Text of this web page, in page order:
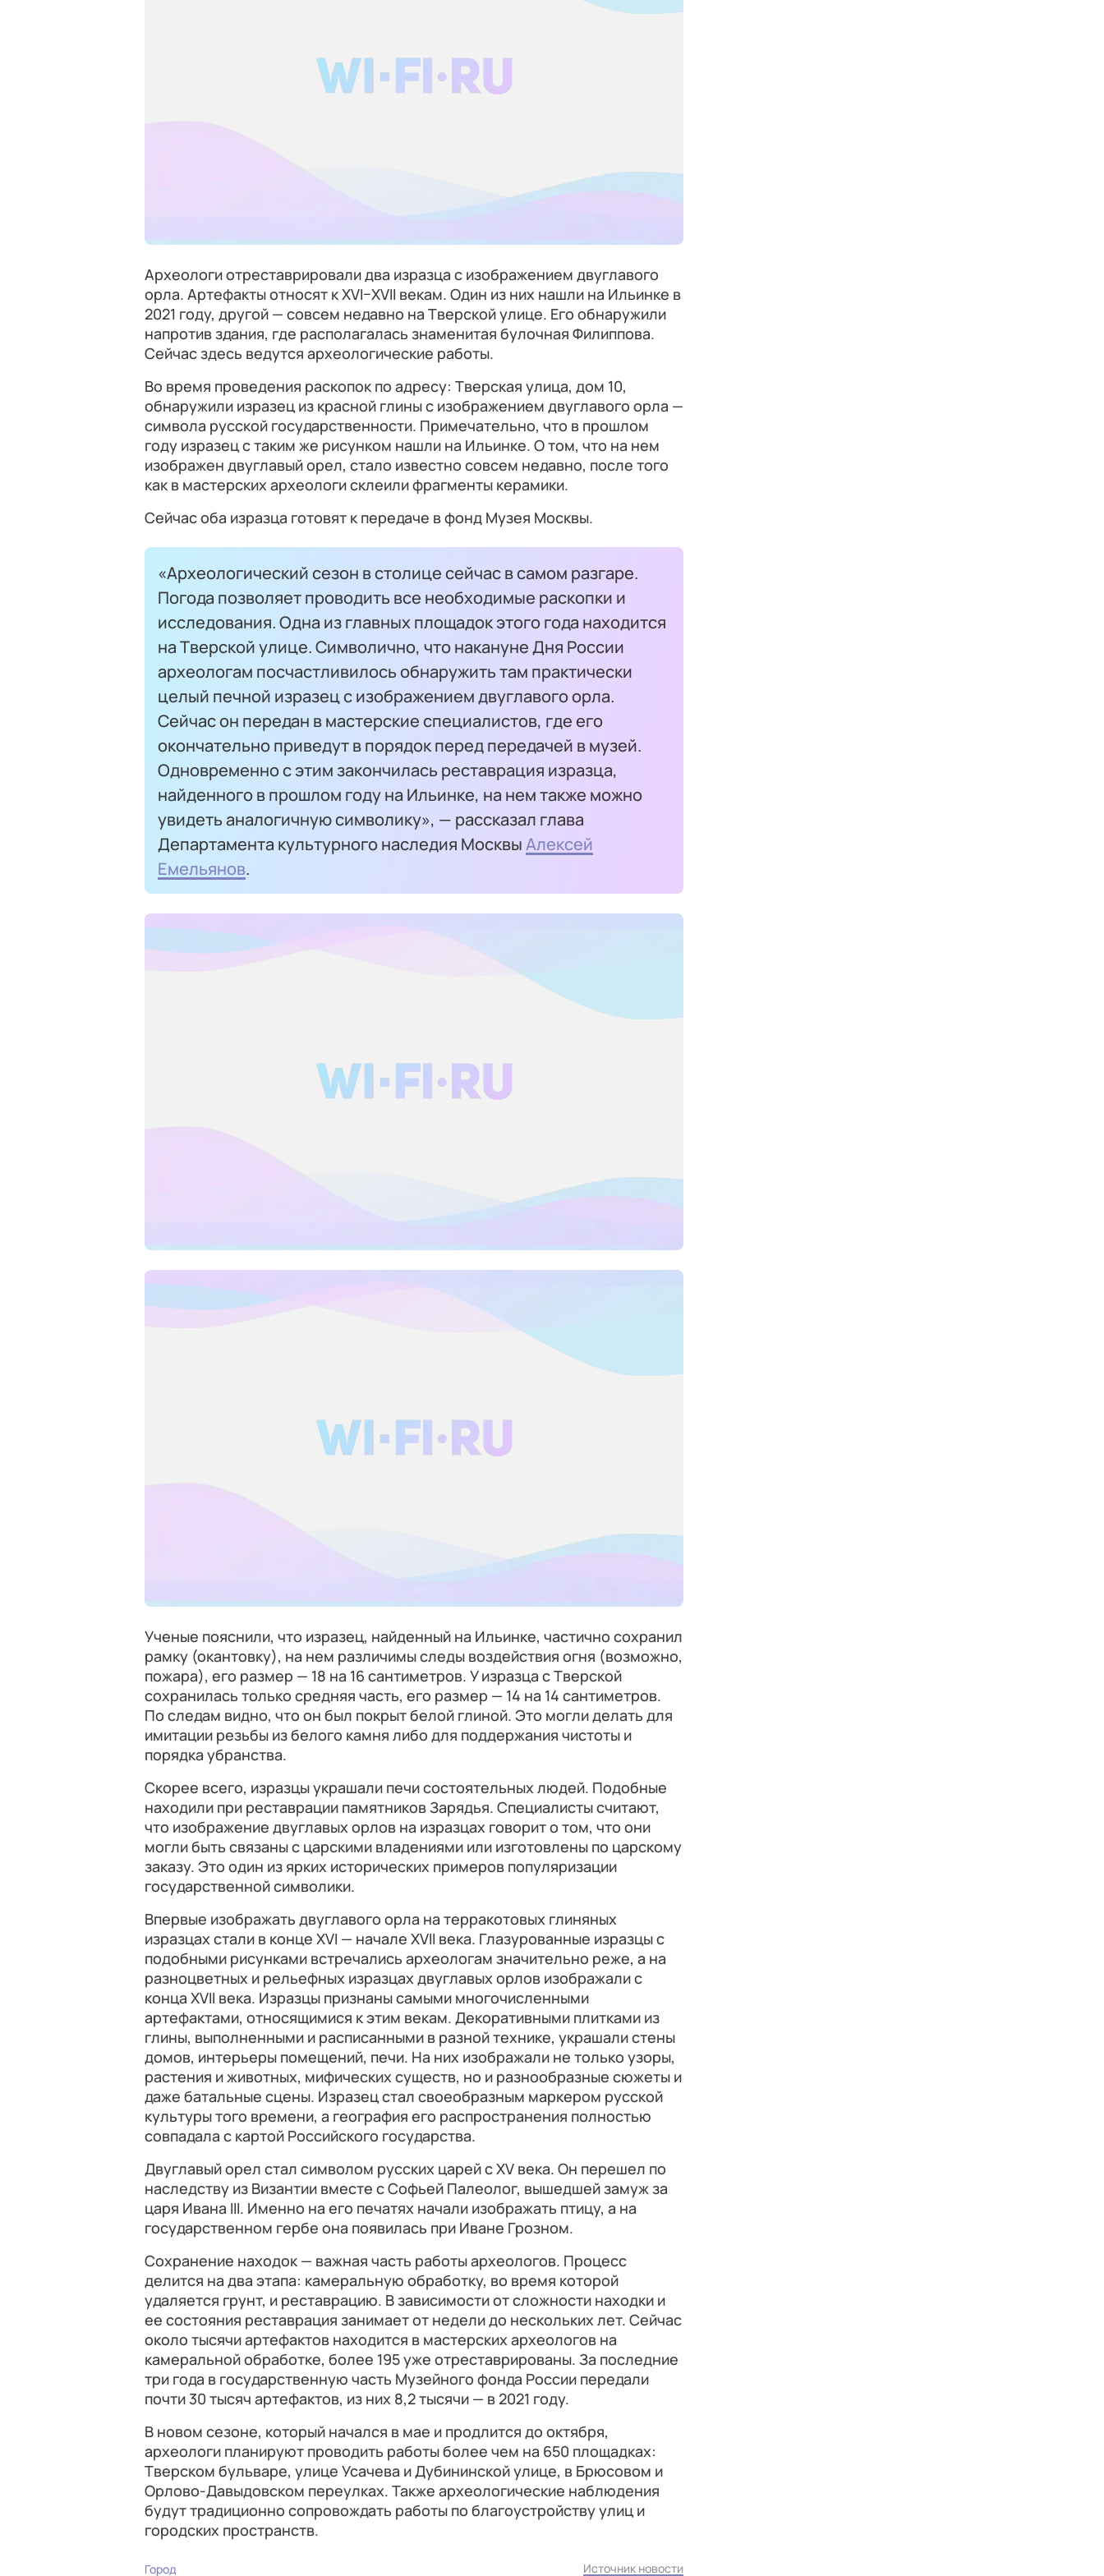
Археологи отреставрировали два изразца с изображением двуглавого
орла. Артефакты относят к XVI–XVII векам. Один из них нашли на Ильинке в
2021 году, другой — совсем недавно на Тверской улице. Его обнаружили
напротив здания, где располагалась знаменитая булочная Филиппова.
Сейчас здесь ведутся археологические работы.
Во время проведения раскопок по адресу: Тверская улица, дом 10,
обнаружили изразец из красной глины с изображением двуглавого орла —
символа русской государственности. Примечательно, что в прошлом
году изразец с таким же рисунком нашли на Ильинке. О том, что на нем
изображен двуглавый орел, стало известно совсем недавно, после того
как в мастерских археологи склеили фрагменты керамики.
Сейчас оба изразца готовят к передаче в фонд Музея Москвы.
«Археологический сезон в столице сейчас в самом разгаре.
Погода позволяет проводить все необходимые раскопки и
исследования. Одна из главных площадок этого года находится
на Тверской улице. Символично, что накануне Дня России
археологам посчастливилось обнаружить там практически
целый печной изразец с изображением двуглавого орла.
Сейчас он передан в мастерские специалистов, где его
окончательно приведут в порядок перед передачей в музей.
Одновременно с этим закончилась реставрация изразца,
найденного в прошлом году на Ильинке, на нем также можно
увидеть аналогичную символику», — рассказал глава
Департамента культурного наследия МосквыАлексей
Емельянов.
Ученые пояснили, что изразец, найденный на Ильинке, частично сохранил
рамку (окантовку), на нем различимы следы воздействия огня (возможно,
пожара), его размер — 18 на 16 сантиметров. У изразца с Тверской
сохранилась только средняя часть, его размер — 14 на 14 сантиметров.
По следам видно, что он был покрыт белой глиной. Это могли делать для
имитации резьбы из белого камня либо для поддержания чистоты и
порядка убранства.
Скорее всего, изразцы украшали печи состоятельных людей. Подобные
находили при реставрации памятников Зарядья. Специалисты считают,
что изображение двуглавых орлов на изразцах говорит о том, что они
могли быть связаны с царскими владениями или изготовлены по царскому
заказу. Это один из ярких исторических примеров популяризации
государственной символики.
Впервые изображать двуглавого орла на терракотовых глиняных
изразцах стали в конце XVI — начале XVII века. Глазурованные изразцы с
подобными рисунками встречались археологам значительно реже, а на
разноцветных и рельефных изразцах двуглавых орлов изображали с
конца XVII века. Изразцы признаны самыми многочисленными
артефактами, относящимися к этим векам. Декоративными плитками из
глины, выполненными и расписанными в разной технике, украшали стены
домов, интерьеры помещений, печи. На них изображали не только узоры,
растения и животных, мифических существ, но и разнообразные сюжеты и
даже батальные сцены. Изразец стал своеобразным маркером русской
культуры того времени, а география его распространения полностью
совпадала с картой Российского государства.
Двуглавый орел стал символом русских царей с XV века. Он перешел по
наследству из Византии вместе с Софьей Палеолог, вышедшей замуж за
царя Ивана III. Именно на его печатях начали изображать птицу, а на
государственном гербе она появилась при Иване Грозном.
Сохранение находок — важная часть работы археологов. Процесс
делится на два этапа: камеральную обработку, во время которой
удаляется грунт, и реставрацию. В зависимости от сложности находки и
ее состояния реставрация занимает от недели до нескольких лет. Сейчас
около тысячи артефактов находится в мастерских археологов на
камеральной обработке, более 195 уже отреставрированы. За последние
три года в государственную часть Музейного фонда России передали
почти 30 тысяч артефактов, из них 8,2 тысячи — в 2021 году.
В новом сезоне, который начался в мае и продлится до октября,
археологи планируют проводить работы более чем на 650 площадках:
Тверском бульваре, улице Усачева и Дубининской улице, в Брюсовом и
Орлово-Давыдовском переулках. Также археологические наблюдения
будут традиционно сопровождать работы по благоустройству улиц и
городских пространств.
Город Источник новости